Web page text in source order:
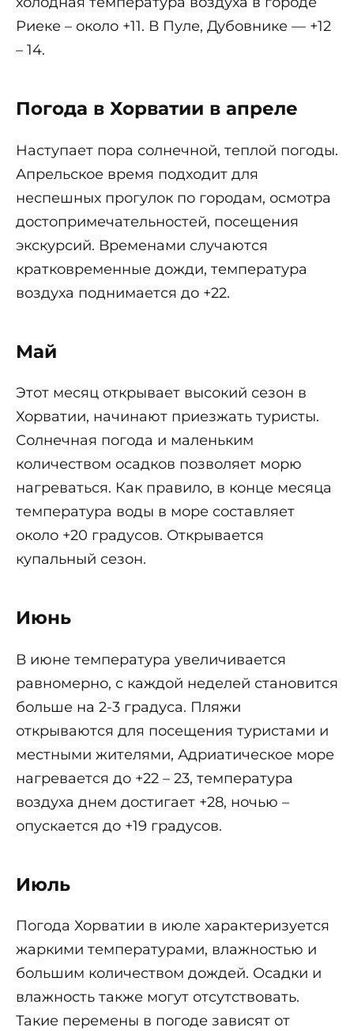
Риеке – около +11. В Пуле, Дубовнике — +12
– 14.
Погода в Хорватии в апреле
Наступает пора солнечной, теплой погоды.
Апрельское время подходит для
неспешных прогулок по городам, осмотра
достопримечательностей, посещения
экскурсий. Временами случаются
кратковременные дожди, температура
воздуха поднимается до +22.
Май
Этот месяц открывает высокий сезон в
Хорватии, начинают приезжать туристы.
Солнечная погода и маленьким
количеством осадков позволяет морю
нагреваться. Как правило, в конце месяца
температура воды в море составляет
около +20 градусов. Открывается
купальный сезон.
Июнь
В июне температура увеличивается
равномерно, с каждой неделей становится
больше на 2-3 градуса. Пляжи
открываются для посещения туристами и
местными жителями, Адриатическое море
нагревается до +22 – 23, температура
воздуха днем достигает +28, ночью –
опускается до +19 градусов.
Июль
Погода Хорватии в июле характеризуется
жаркими температурами, влажностью и
большим количеством дождей. Осадки и
влажность также могут отсутствовать.
Такие перемены в погоде зависят от